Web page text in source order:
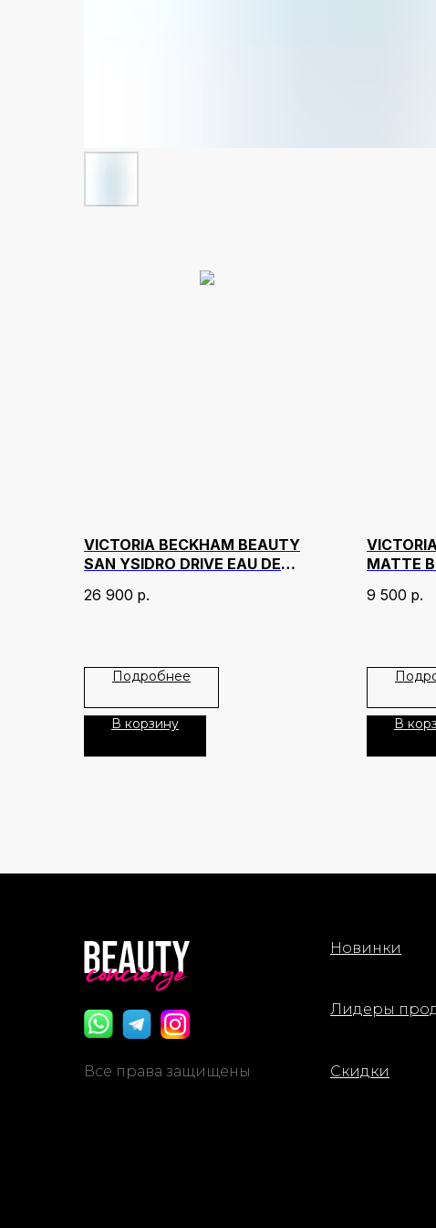
VICTORIA BECKHAM BEAUTY
SAN YSIDRO DRIVE EAU DE
26 900 р.
Подробнее
В корзину
MATTE
9 500 р.
В
Все права защищены
Новинки
Лидеры
Скидки